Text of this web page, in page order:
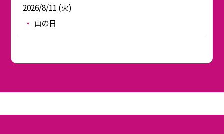
2026/8/11 (火)
山の日